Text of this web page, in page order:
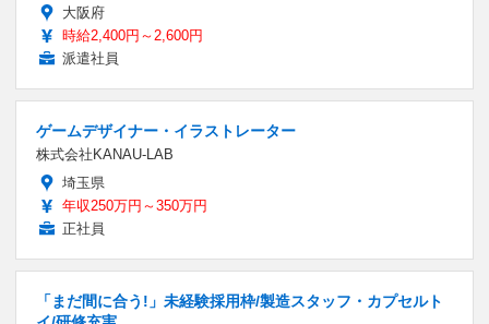
大阪府
時給2,400円～2,600円
派遣社員
ゲームデザイナー・イラストレーター
株式会社KANAU-LAB
埼玉県
年収250万円～350万円
正社員
「まだ間に合う!」未経験採用枠/製造スタッフ・カプセルト